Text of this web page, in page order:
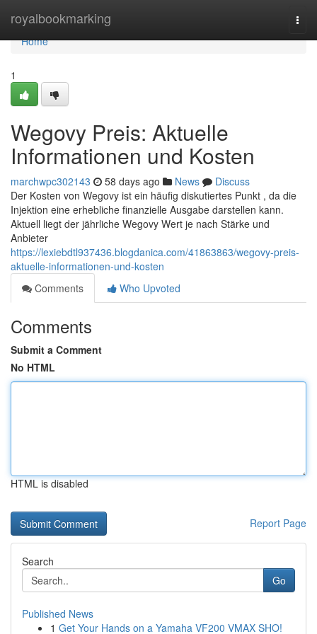
royalbookmarking
Home
Home
1
Wegovy Preis: Aktuelle
Informationen und Kosten
marchwpc302143 58 days ago News
Discuss
Der Kosten von Wegovy ist ein häufig diskutiertes Punkt , da die
Injektion eine erhebliche finanzielle Ausgabe darstellen kann.
Aktuell liegt der jährliche Wegovy Wert je nach Stärke und
Anbieter
https://lexiebdtl937436.blogdanica.com/41863863/wegovy-preis-
aktuelle-informationen-und-kosten
Comments
Who Upvoted
Comments
Submit a Comment
No HTML
HTML is disabled
Report Page
Search
Go
Published News
1 Get Your Hands on a Yamaha VF200 VMAX SHO!